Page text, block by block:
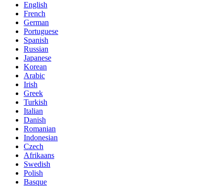
English
French
German
Portuguese
Spanish
Russian
Japanese
Korean
Arabic
Irish
Greek
Turkish
Italian
Danish
Romanian
Indonesian
Czech
Afrikaans
Swedish
Polish
Basque